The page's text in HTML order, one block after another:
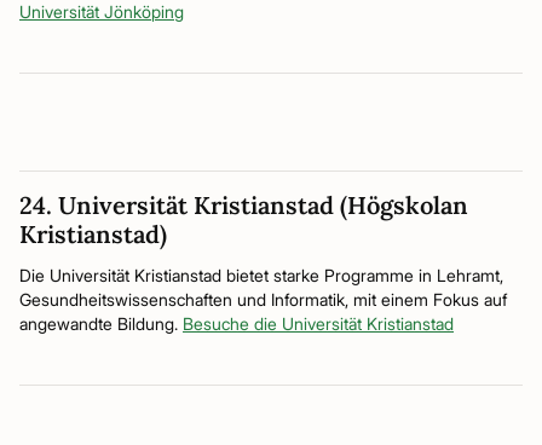
Universität Jönköping
24. Universität Kristianstad (Högskolan
Kristianstad)
Die Universität Kristianstad bietet starke Programme in Lehramt,
Gesundheitswissenschaften und Informatik, mit einem Fokus auf
angewandte Bildung. Besuche die Universität Kristianstad